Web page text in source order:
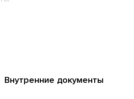
Внутренние документы